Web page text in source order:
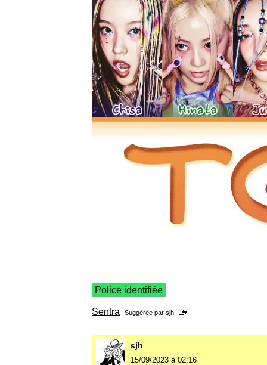
Police identifiée
Sentra Suggérée par sjh
sjh
15/09/2023 à 02:16